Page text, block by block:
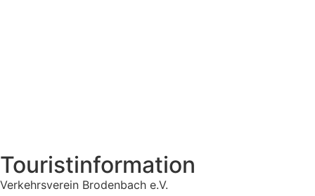
Touristinformation
Verkehrsverein Brodenbach e.V.